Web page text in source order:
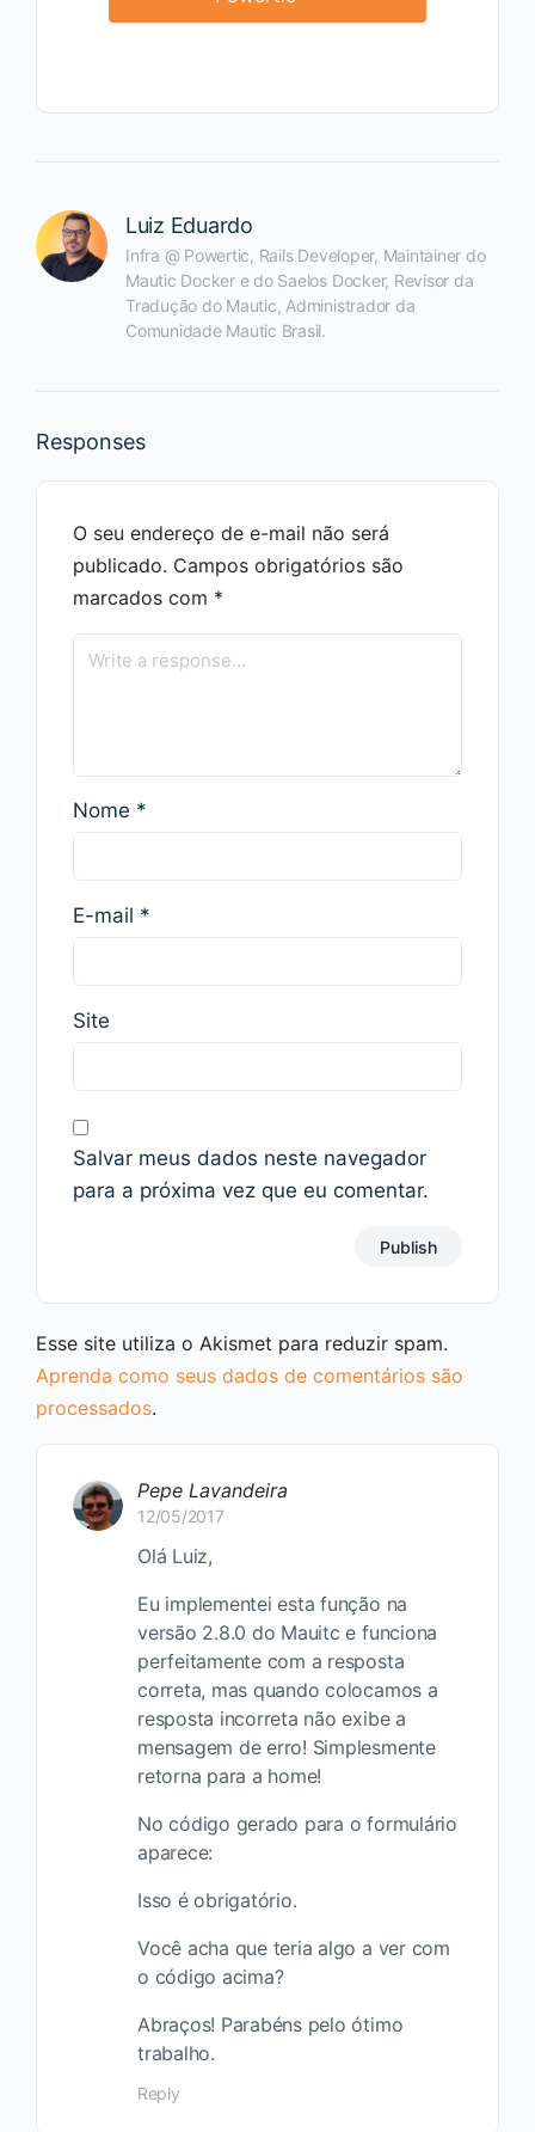
Luiz Eduardo
Infra @ Powertic, Rails Developer, Maintainer do
Mautic Docker e do Saelos Docker, Revisor da
Tradução do Mautic, Administrador da
Comunidade Mautic Brasil.
Responses
O seu endereço de e-mail não será
publicado. Campos obrigatórios são
marcados com *
Nome *
E-mail *
Site
Salvar meus dados neste navegador
para a próxima vez que eu comentar.
Esse site utiliza o Akismet para reduzir spam.
Aprenda como seus dados de comentários são
processados.
Pepe Lavandeira
12/05/2017
Olá Luiz,
Eu implementei esta função na
versão 2.8.0 do Mauitc e funciona
perfeitamente com a resposta
correta, mas quando colocamos a
resposta incorreta não exibe a
mensagem de erro! Simplesmente
retorna para a home!
No código gerado para o formulário
aparece:
Isso é obrigatório.
Você acha que teria algo a ver com
o código acima?
Abraços! Parabéns pelo ótimo
trabalho.
Reply